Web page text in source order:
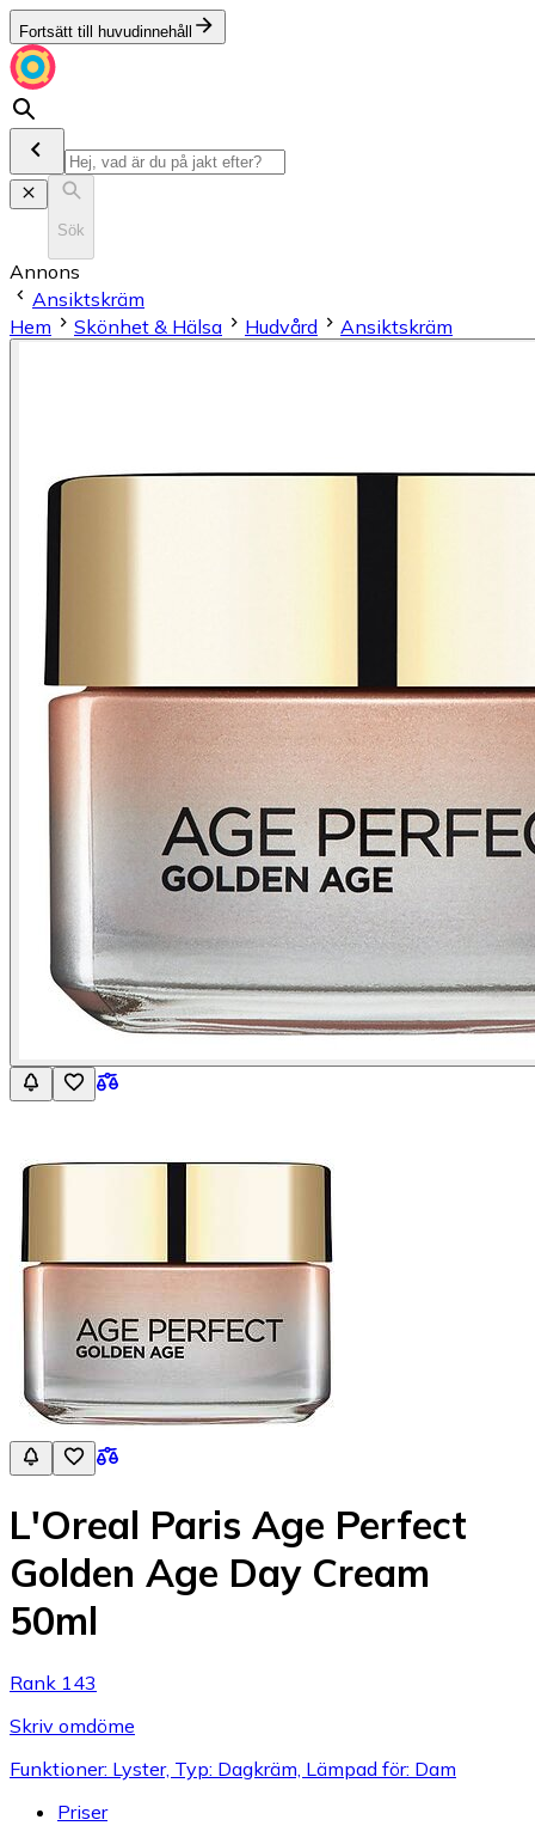
Fortsätt till huvudinnehåll
Sök
Annons
Ansiktskräm
Hem
Skönhet & Hälsa Hudvård Ansiktskräm
L'Oreal Paris Age Perfect
Golden Age Day Cream
50ml
Rank 143
Skriv omdöme
Funktioner: Lyster, Typ: Dagkräm, Lämpad för: Dam
Priser